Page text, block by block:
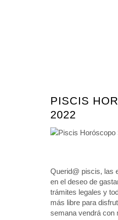
PISCIS
2022
Querid@ piscis, las
en el deseo de
trámites legales y
más libre para
semana vendrá con